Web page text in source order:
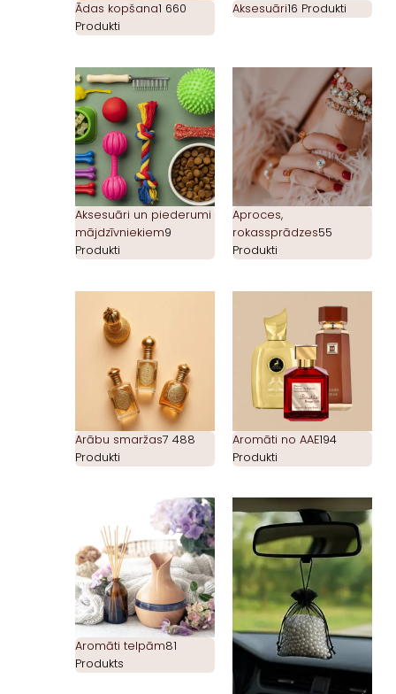
Ādas kopšana1 660
Produkti
Aksesuāri16 Produkti
Aksesuāri un piederumi
mājdzīvniekiem9
Produkti
Aproces,
rokassprādzes55
Produkti
Arābu smaržas7 488
Produkti
Aromāti no AAE194
Produkti
Aromāti telpām81
Produkts